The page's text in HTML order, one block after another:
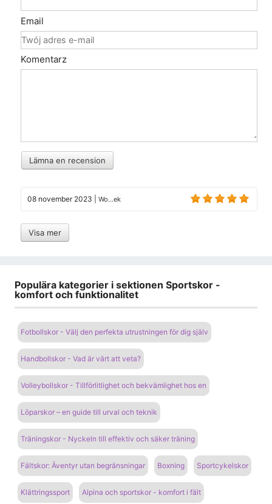
Email
Komentarz
Lämna en recension
08 november 2023 Wo...ek
Visa mer
Populära kategorier i sektionen Sportskor -
komfort och funktionalitet
Fotbollskor - Välj den perfekta utrustningen för dig själv
Handbollskor - Vad är värt att veta?
Volleybollskor - Tillförlitlighet och bekvämlighet hos en
Löparskor – en guide till urval och teknik
Träningskor - Nyckeln till effektiv och säker träning
Fältskor: Äventyr utan begränsningar Boxning Sportcykelskor
Klättringssport Alpina och sportskor - komfort i fält